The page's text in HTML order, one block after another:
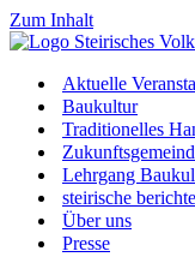
Zum Inhalt
Aktuelle
Baukultur
Traditionelles
Lehrgang
steirische berichte
Über uns
Presse